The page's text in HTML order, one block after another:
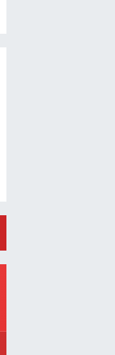
çarpışan